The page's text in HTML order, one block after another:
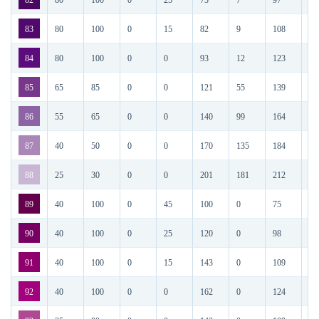
83 80 100 0 15 82 9 108
84 80 100 0 0 93 12 123
85 65 85 0 0 121 55 139
86 55 65 0 0 140 99 164
87 40 50 0 0 170 135 184
88 25 30 0 0 201 181 212
89 40 100 0 45 100 0 75
90 40 100 0 25 120 0 98
91 40 100 0 15 143 0 109
92 40 100 0 0 162 0 124